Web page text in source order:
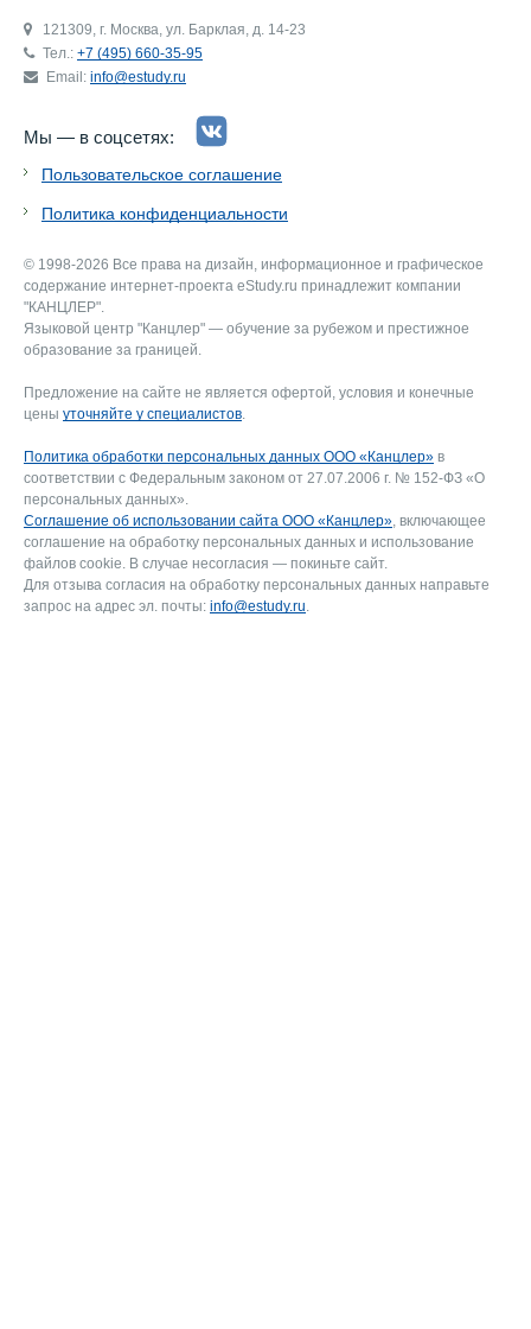
121309, г. Москва, ул. Барклая, д. 14-23
Тел.: +7 (495) 660-35-95
Email: info@estudy.ru
Мы — в соцсетях:
Пользовательское соглашение
Политика конфиденциальности
© 1998-2026 Все права на дизайн, информационное и графическое
содержание интернет-проекта eStudy.ru принадлежит компании
"КАНЦЛЕР".
Языковой центр "Канцлер" — обучение за рубежом и престижное
образование за границей.
Предложение на сайте не является офертой, условия и конечные
цены уточняйте у специалистов.
Политика обработки персональных данных ООО «Канцлер» в
соответствии с Федеральным законом от 27.07.2006 г. № 152-ФЗ «О
персональных данных».
Соглашение об использовании сайта ООО «Канцлер», включающее
соглашение на обработку персональных данных и использование
файлов cookie. В случае несогласия — покиньте сайт.
Для отзыва согласия на обработку персональных данных направьте
запрос на адрес эл. почты: info@estudy.ru.